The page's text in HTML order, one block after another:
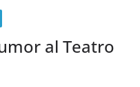
al Teatro